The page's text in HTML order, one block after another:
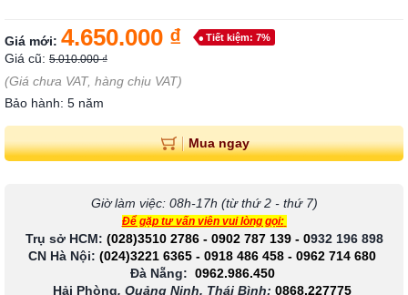
Giá mới: 4.650.000 ₫ Tiết kiệm: 7%
Giá cũ: 5.010.000 ₫
(Giá chưa VAT, hàng chịu VAT)
Bảo hành: 5 năm
Mua ngay
Giờ làm việc: 08h-17h (từ thứ 2 - thứ 7)
Để gặp tư vấn viên vui lòng gọi:
Trụ sở HCM: (028)3510 2786 - 0902 787 139- 0932 196 898
CN Hà Nội: (024)3221 6365 - 0918 486 458 - 0962 714 680
Đà Nẵng: 0962.986.450
Hải Phòng, Quảng Ninh, Thái Bình: 0868.227775